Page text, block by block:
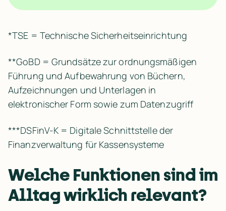
*TSE = Technische Sicherheitseinrichtung
**GoBD = Grundsätze zur ordnungsmäßigen
Führung und Aufbewahrung von Büchern,
Aufzeichnungen und Unterlagen in
elektronischer Form sowie zum Datenzugriff
***DSFinV-K = Digitale Schnittstelle der
Finanzverwaltung für Kassensysteme
Welche Funktionen sind im
Alltag wirklich relevant?